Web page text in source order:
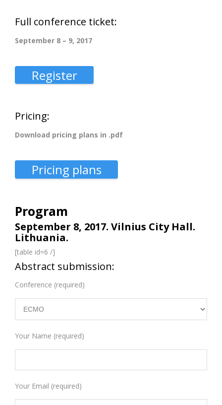
Full conference ticket:
September 8 – 9, 2017
Register
Pricing:
Download pricing plans in .pdf
Pricing plans
Program
September 8, 2017. Vilnius City Hall.
Lithuania.
[table id=6 /]
Abstract submission:
Conference (required)
Your Name (required)
Your Email (required)